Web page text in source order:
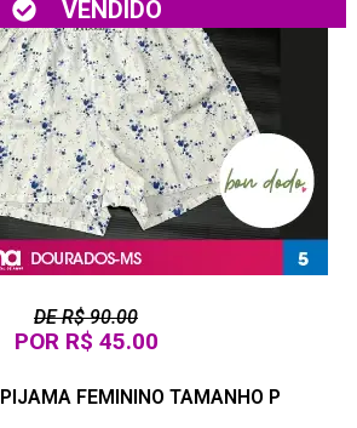
DE R$ 90.00
POR R$ 45.00
VENDIDO
FEMININO TAMANHO P